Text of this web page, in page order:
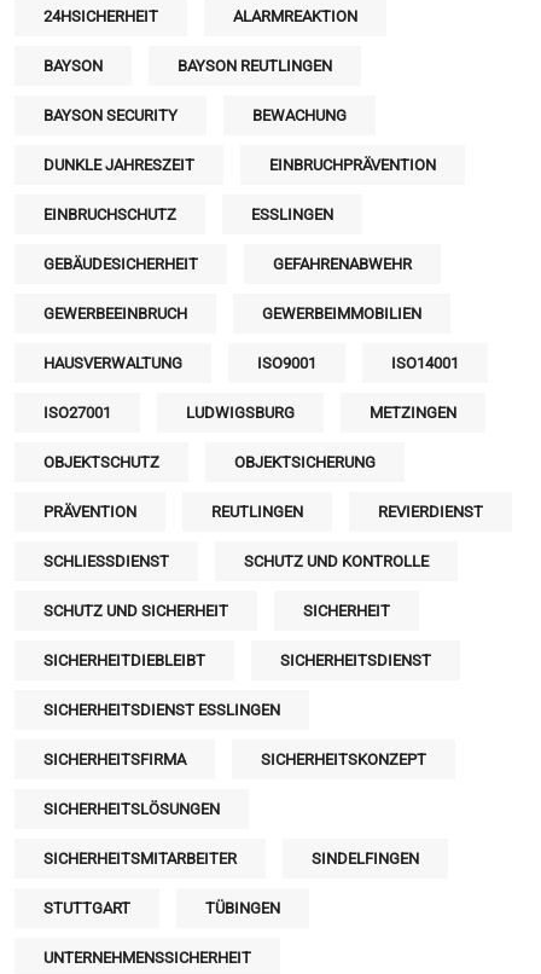
24HSICHERHEIT ALARMREAKTION
BAYSON BAYSON REUTLINGEN
BAYSON SECURITY BEWACHUNG
DUNKLE JAHRESZEIT EINBRUCHPRÄVENTION
EINBRUCHSCHUTZ ESSLINGEN
GEBÄUDESICHERHEIT GEFAHRENABWEHR
GEWERBEEINBRUCH GEWERBEIMMOBILIEN
HAUSVERWALTUNG ISO9001 ISO14001
ISO27001 LUDWIGSBURG METZINGEN
OBJEKTSCHUTZ OBJEKTSICHERUNG
PRÄVENTION REUTLINGEN REVIERDIENST
SCHLIESSDIENST SCHUTZ UND KONTROLLE
SCHUTZ UND SICHERHEIT SICHERHEIT
SICHERHEITDIEBLEIBT SICHERHEITSDIENST
SICHERHEITSDIENST ESSLINGEN
SICHERHEITSFIRMA SICHERHEITSKONZEPT
SICHERHEITSLÖSUNGEN
SICHERHEITSMITARBEITER SINDELFINGEN
STUTTGART TÜBINGEN
UNTERNEHMENSSICHERHEIT